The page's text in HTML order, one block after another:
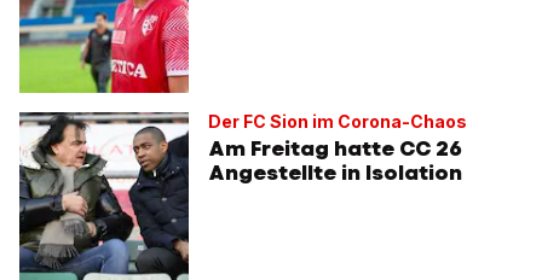
Der FC Sion im Corona-Chaos
Am Freitag hatte CC 26
Angestellte in Isolation